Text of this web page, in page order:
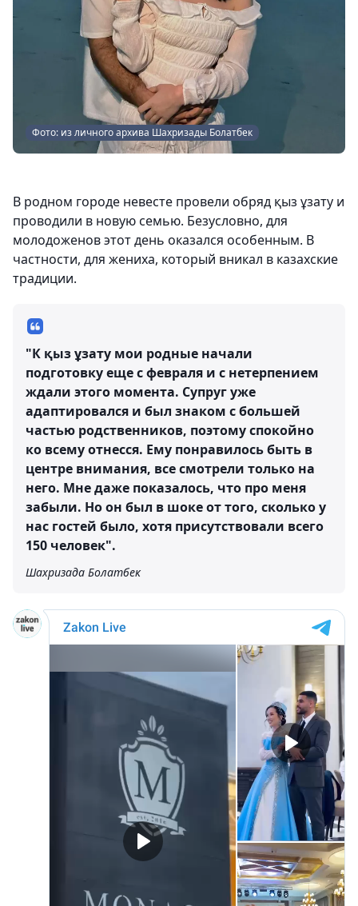
Фото: из личного архива Шахризады Болатбек
В родном городе невесте провели обряд қыз ұзату и
проводили в новую семью. Безусловно, для
молодоженов этот день оказался особенным. В
частности, для жениха, который вникал в казахские
традиции.
"К қыз ұзату мои родные начали
подготовку еще с февраля и с нетерпением
ждали этого момента. Супруг уже
адаптировался и был знаком с большей
частью родственников, поэтому спокойно
ко всему отнесся. Ему понравилось быть в
центре внимания, все смотрели только на
него. Мне даже показалось, что про меня
забыли. Но он был в шоке от того, сколько у
нас гостей было, хотя присутствовали всего
150 человек".
Шахризада Болатбек